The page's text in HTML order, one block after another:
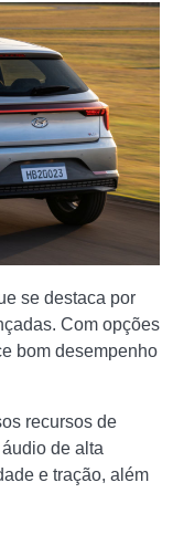
se destaca por
Com opções
bom desempenho
recursos de
de alta
e tração, além